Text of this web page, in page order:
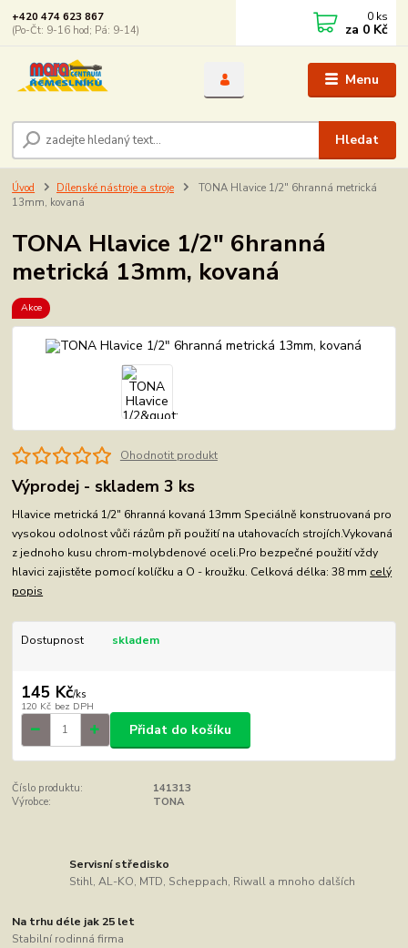
Menu
Hledat
+420 474 623 867
(Po-Čt: 9-16 hod; Pá: 9-14)
0 ks
za 0 Kč
Úvod Dílenské nástroje a stroje
TONA Hlavice 1/2" 6hranná metrická
13mm, kovaná
TONA Hlavice 1/2" 6hranná
metrická 13mm, kovaná
Akce
Ohodnotit produkt
Výprodej - skladem 3 ks
Hlavice metrická 1/2" 6hranná kovaná 13mm Speciálně konstruovaná pro
vysokou odolnost vůči rázům při použití na utahovacích strojích.Vykovaná
z jednoho kusu chrom-molybdenové oceli.Pro bezpečné použití vždy
hlavici zajistěte pomocí kolíčku a O - kroužku. Celková délka: 38 mm celý
popis
Dostupnost skladem
145 Kč/ks
120 Kč bez DPH
Přidat do košíku
Číslo produktu:
141313
Výrobce:
TONA
Servisní středisko
Stihl, AL-KO, MTD, Scheppach, Riwall a mnoho dalších
Na trhu déle jak 25 let
Stabilní rodinná firma